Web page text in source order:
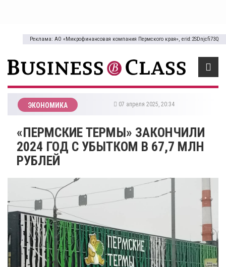
Реклама: АО «Микрофинансовая компания Пермского края», erid:2SDnjcfi73Q
ЭКОНОМИКА 07 апреля 2025, 20:34
​«ПЕРМСКИЕ ТЕРМЫ» ЗАКОНЧИЛИ
2024 ГОД С УБЫТКОМ В 67,7 МЛН
РУБЛЕЙ